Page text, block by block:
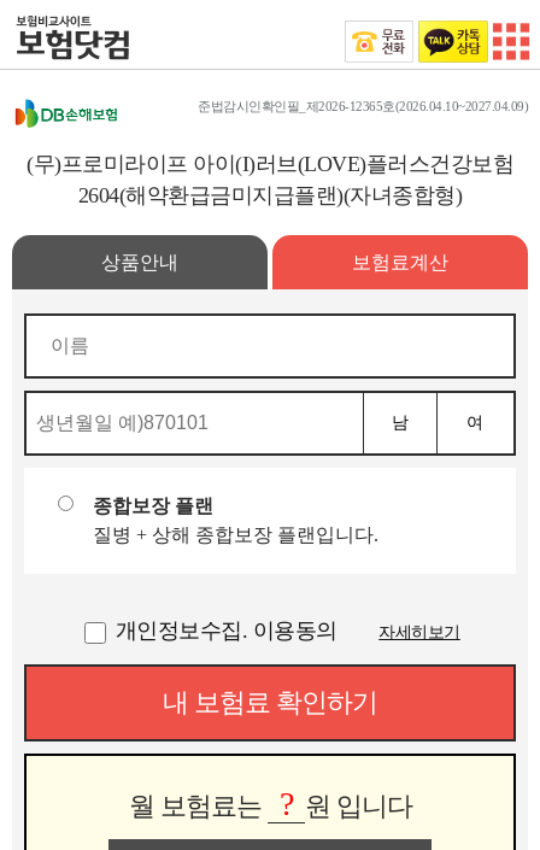
준법감시인확인필_제2026-12365호(2026.04.10~2027.04.09)
(무)프로미라이프 아이(I)러브(LOVE)플러스건강보험
2604(해약환급금미지급플랜)(자녀종합형)
상품안내 보험료계산
남 여
종합보장 플랜
질병 + 상해 종합보장 플랜입니다.
개인정보수집. 이용동의 자세히보기
내 보험료 확인하기
월 보험료는 ? 원 입니다